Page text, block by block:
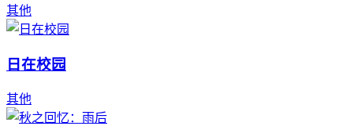
其他
日在校园
其他